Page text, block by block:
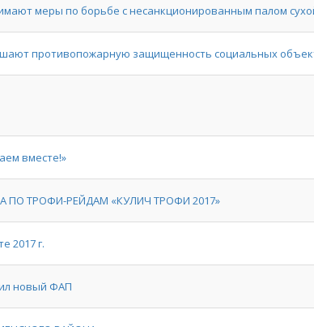
меры по борьбе с несанкционированным палом
противопожарную защищенность социальных
вместе!»
ПО ТРОФИ-РЕЙДАМ «КУЛИЧ ТРОФИ 2017»
2017 г.
новый ФАП